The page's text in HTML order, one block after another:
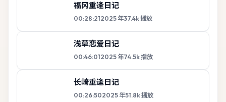
福冈重逢日记
00:28:212025 年37.4k播放
浅草恋爱日记
00:46:012025 年74.5k播放
长崎重逢日记
00:26:502025 年51.8k播放